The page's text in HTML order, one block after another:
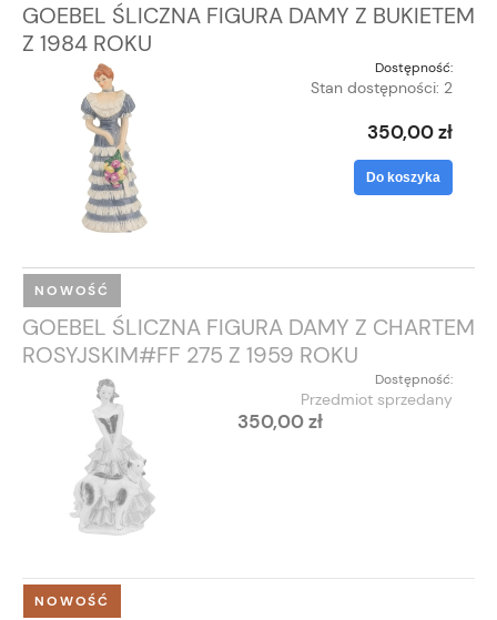
GOEBEL ŚLICZNA FIGURA DAMY Z BUKIETEM
Z 1984 ROKU
Dostępność:
Stan dostępności: 2
350,00 zł
Do koszyka
GOEBEL ŚLICZNA FIGURA DAMY Z CHARTEM
ROSYJSKIM#FF 275 Z 1959 ROKU
Dostępność:
Przedmiot sprzedany
350,00 zł
NOWOŚĆ
NOWOŚĆ